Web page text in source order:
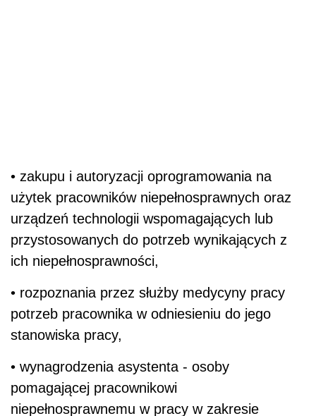
• zakupu i autoryzacji oprogramowania na
użytek pracowników niepełnosprawnych oraz
urządzeń technologii wspomagających lub
przystosowanych do potrzeb wynikających z
ich niepełnosprawności,
• rozpoznania przez służby medycyny pracy
potrzeb pracownika w odniesieniu do jego
stanowiska pracy,
• wynagrodzenia asystenta - osoby
pomagającej pracownikowi
niepełnosprawnemu w pracy w zakresie